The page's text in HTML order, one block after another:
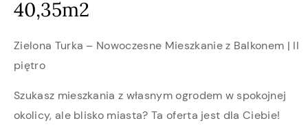
40,35m2
Zielona Turka – Nowoczesne Mieszkanie z Balkonem | II
piętro
Szukasz mieszkania z własnym ogrodem w spokojnej
okolicy, ale blisko miasta? Ta oferta jest dla Ciebie!